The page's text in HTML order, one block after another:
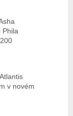
Phila
v novém